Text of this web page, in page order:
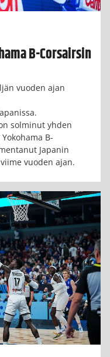
B-Corsairsin
vuoden ajan
solminut yhden
B-
Japanin
vuoden ajan.